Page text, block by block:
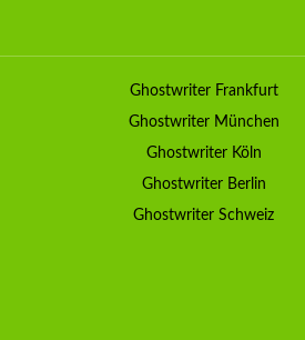
Ghostwriter Frankfurt
Ghostwriter München
Ghostwriter Köln
Ghostwriter Berlin
Ghostwriter Schweiz